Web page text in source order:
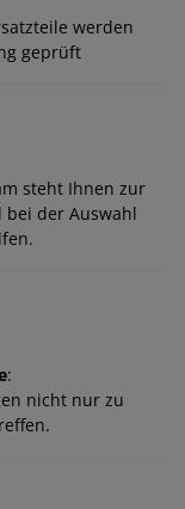
werden
geprüft
steht Ihnen zur
bei der Auswahl
:
nicht nur zu